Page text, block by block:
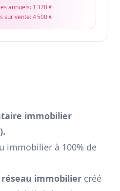
annuels: 1 320 €
sur vente:4 500 €
immobilier
).
immobilier à 100% de
réseau immobilier créé